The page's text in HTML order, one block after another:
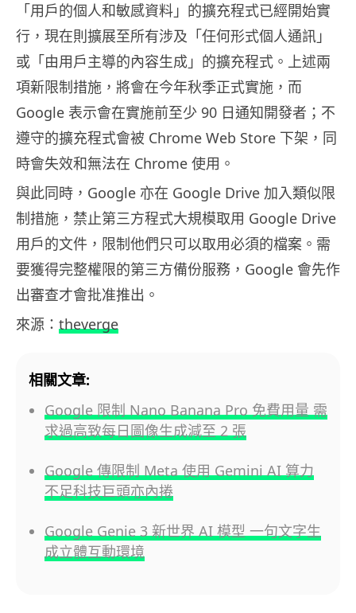
「用戶的個人和敏感資料」的擴充程式已經開始實
行，現在則擴展至所有涉及「任何形式個人通訊」
或「由用戶主導的內容生成」的擴充程式。上述兩
項新限制措施，將會在今年秋季正式實施，而
Google 表示會在實施前至少 90 日通知開發者；不
遵守的擴充程式會被 Chrome Web Store 下架，同
時會失效和無法在 Chrome 使用。
與此同時，Google 亦在 Google Drive 加入類似限
制措施，禁止第三方程式大規模取用 Google Drive
用戶的文件，限制他們只可以取用必須的檔案。需
要獲得完整權限的第三方備份服務，Google 會先作
出審查才會批准推出。
來源： theverge
相關文章:
Google 限制 Nano Banana Pro 免費用量 需
求過高致每日圖像生成減至 2 張
Google 傳限制 Meta 使用 Gemini AI 算力
不足科技巨頭亦內捲
Google Genie 3 新世界 AI 模型 一句文字生
成立體互動環境